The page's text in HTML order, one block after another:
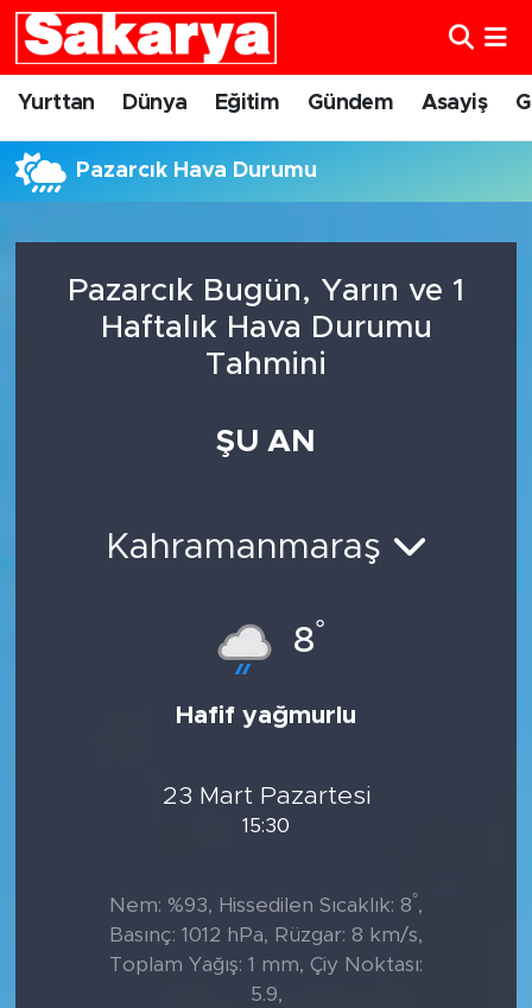
Yurttan Dünya Eğitim Gündem Asayiş
Pazarcık Hava Durumu
Pazarcık Bugün, Yarın ve 1
Haftalık Hava Durumu
Tahmini
ŞU AN
Kahramanmaraş
8°
Hafif yağmurlu
23 Mart Pazartesi
15:30
Nem: %93, Hissedilen Sıcaklık: 8°,
Basınç: 1012 hPa, Rüzgar: 8 km/s,
Toplam Yağış: 1 mm, Çiy Noktası:
5.9,
Yurttan
Eskişehirspor
Eskişehir Nöbetçi Eczaneler
Süper Lig Puan Durumu ve Fikstür
Son Dakika Haberleri